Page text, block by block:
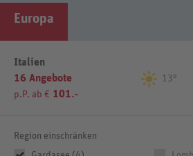
Europa
Italien
16 Angebote
p.P. ab € 101.-
13°
Region einschränken